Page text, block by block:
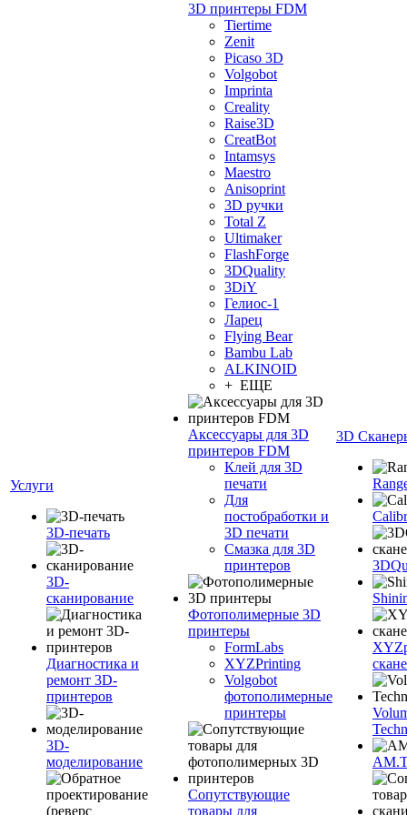
Услуги
3D-печать
3D-
сканирование
Диагностика и
ремонт 3D-
принтеров
3D-
моделирование
3D принтеры FDM
Tiertime
Zenit
Picaso 3D
Volgobot
Imprinta
Creality
Raise3D
CreatBot
Intamsys
Maestro
Anisoprint
3D ручки
Total Z
Ultimaker
FlashForge
3DQuality
3DiY
Гелиос-1
Ларец
Flying Bear
Bambu Lab
ALKINOID
+ ЕЩЕ
Аксессуары для 3D
принтеров FDM
Клей для 3D
печати
Для
постобработки и
3D печати
Смазка для 3D
принтеров
Фотополимерные 3D
принтеры
FormLabs
XYZPrinting
Volgobot
фотополимерные
принтеры
Сопутствующие
товары для
3D